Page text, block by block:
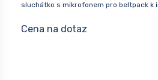
sluchátko s mikrofonem pro beltpack k
Cena na dotaz